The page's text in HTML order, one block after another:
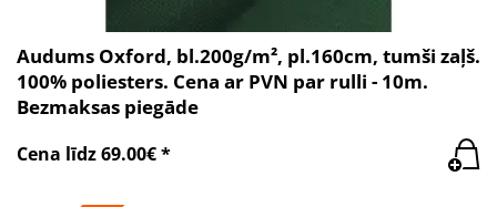
Audums Oxford, bl.200g/m², pl.160cm, tumši zaļš.
100% poliesters. Cena ar PVN par rulli - 10m.
Bezmaksas piegāde
Cena līdz 69.00€ *